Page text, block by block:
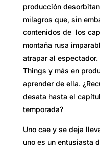
producción
milagros que, sin
contenidos de los
montaña rusa
atrapar al
Things y más en
aprender de ella.
desata hasta el
temporada?
Uno cae y se deja
uno es un entusiasta